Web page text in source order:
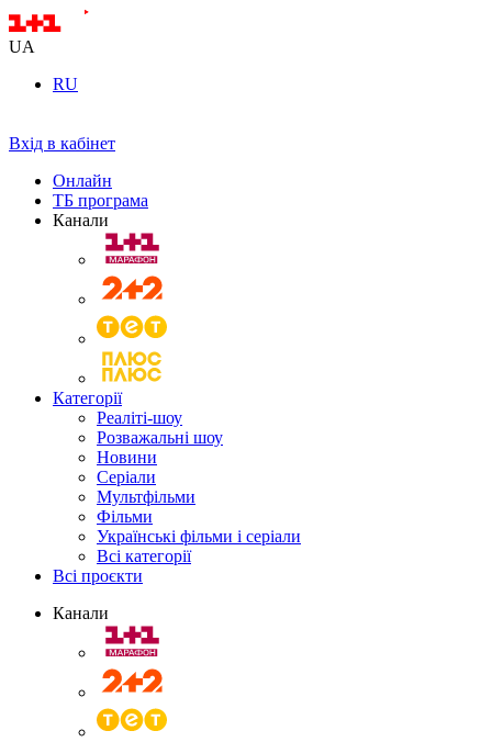
UA
RU
Вхід в кабінет
Онлайн
ТБ програма
Канали
Категорії
Реаліті-шоу
Розважальні шоу
Новини
Серіали
Мультфільми
Фільми
Українські фільми і серіали
Всі категорії
Всі проєкти
Канали